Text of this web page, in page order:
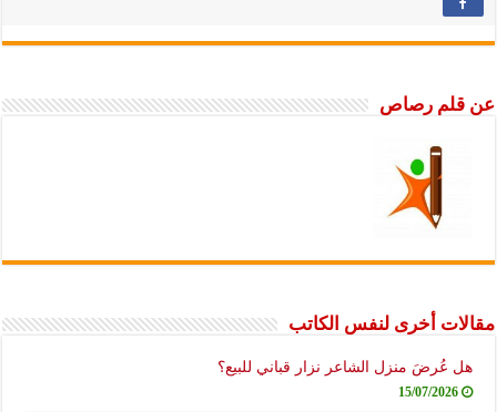
عن قلم رصاص
مقالات أخرى لنفس الكاتب
هل عُرضَ منزل الشاعر نزار قباني للبيع؟
15/07/2026